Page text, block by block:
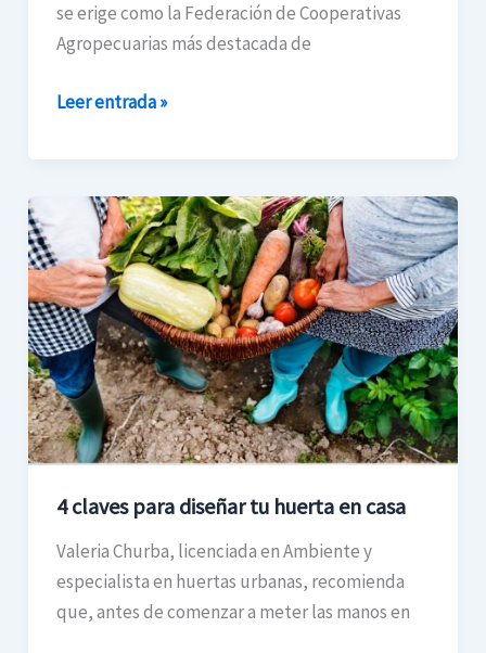
se erige como la Federación de Cooperativas
Agropecuarias más destacada de
Leer entrada »
4 claves para diseñar tu huerta en casa
Valeria Churba, licenciada en Ambiente y
especialista en huertas urbanas, recomienda
que, antes de comenzar a meter las manos en
claves
para
diseñar
tu
huerta
en
casa